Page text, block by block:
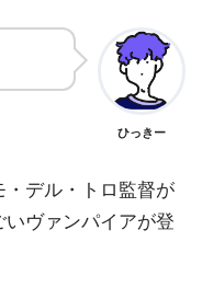
ひっきー
デル・トロ監督が
ヴァンパイアが登